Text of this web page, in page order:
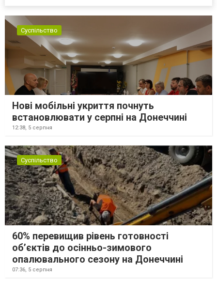
Суспільство
Нові мобільні укриття почнуть
встановлювати у серпні на Донеччині
12:38, 5 серпня
Суспільство
60% перевищив рівень готовності
об’єктів до осінньо-зимового
опалювального сезону на Донеччині
07:36, 5 серпня